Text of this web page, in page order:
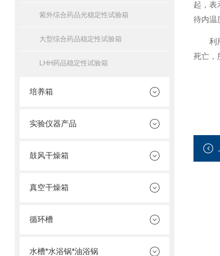
紫外综合药品光稳定性试验箱
大型综合药品稳定性试验箱
LHH药品稳定性试验箱
培养箱
实验仪器产品
鼓风干燥箱
真空干燥箱
循环槽
水槽*水浴锅*油浴锅
起，表
待内温
利用
死亡，